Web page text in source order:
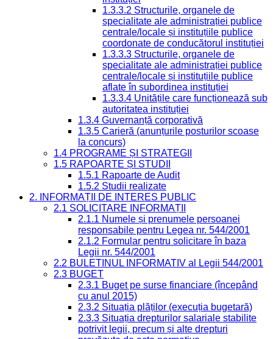
1.3.3.2 Structurile, organele de
specialitate ale administrației publice
centrale/locale și instituțiile publice
coordonate de conducătorul instituției
1.3.3.3 Structurile, organele de
specialitate ale administrației publice
centrale/locale și instituțiile publice
aflate în subordinea instituției
1.3.3.4 Unitățile care funcționează sub
autoritatea instituției
1.3.4 Guvernanță corporativă
1.3.5 Carieră (anunțurile posturilor scoase
la concurs)
1.4 PROGRAME ȘI STRATEGII
1.5 RAPOARTE ȘI STUDII
1.5.1 Rapoarte de Audit
1.5.2 Studii realizate
2. INFORMAȚII DE INTERES PUBLIC
2.1 SOLICITARE INFORMAȚII
2.1.1 Numele și prenumele persoanei
responsabile pentru Legea nr. 544/2001
2.1.2 Formular pentru solicitare în baza
Legii nr. 544/2001
2.2 BULETINUL INFORMATIV al Legii 544/2001
2.3 BUGET
2.3.1 Buget pe surse financiare (începând
cu anul 2015)
2.3.2 Situația plăților (execuția bugetară)
2.3.3 Situația drepturilor salariale stabilite
potrivit legii, precum și alte drepturi